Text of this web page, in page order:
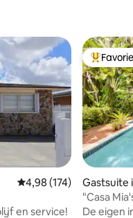
Gemiddelde
4,98 (174)
en service!
Gastsuite
"Casa
zwembad
De eigen